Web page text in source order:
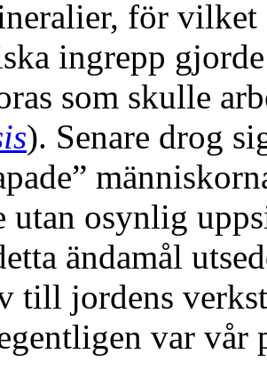
för vilket
ingrepp
som skulle
). Senare drog
utan osynlig
ändamål
till jordens
var vår